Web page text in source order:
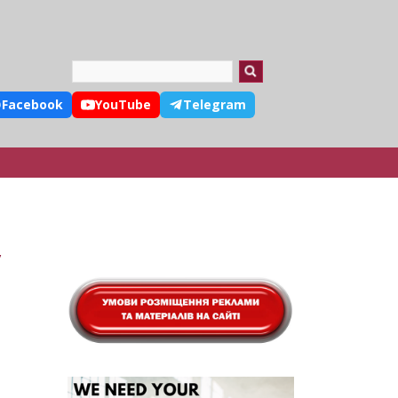
Facebook YouTube Telegram